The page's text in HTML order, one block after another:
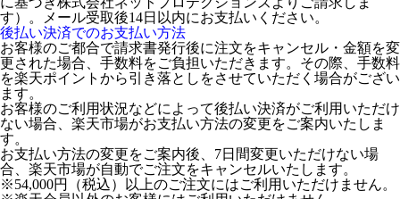
す）。メール受取後14日以内にお支払いください。
後払い決済でのお支払い方法
お客様のご都合で請求書発行後に注文をキャンセル・金額を変
更された場合、手数料をご負担いただきます。その際、手数料
を楽天ポイントから引き落としをさせていただく場合がござい
ます。
お客様のご利用状況などによって後払い決済がご利用いただけ
ない場合、楽天市場がお支払い方法の変更をご案内いたしま
す。
お支払い方法の変更をご案内後、7日間変更いただけない場
合、楽天市場が自動でご注文をキャンセルいたします。
※54,000円（税込）以上のご注文にはご利用いただけません。